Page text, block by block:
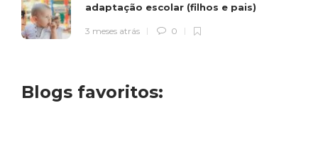
adaptação escolar (filhos e pais)
3 meses atrás 0
Blogs favoritos: